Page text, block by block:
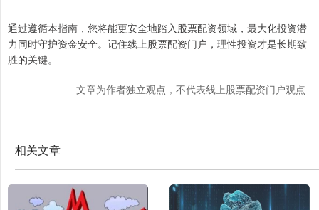
通过遵循本指南，您将能更安全地踏入股票配资领域，最大化投资潜
力同时守护资金安全。记住线上股票配资门户，理性投资才是长期致
胜的关键。
文章为作者独立观点，不代表线上股票配资门户观点
相关文章